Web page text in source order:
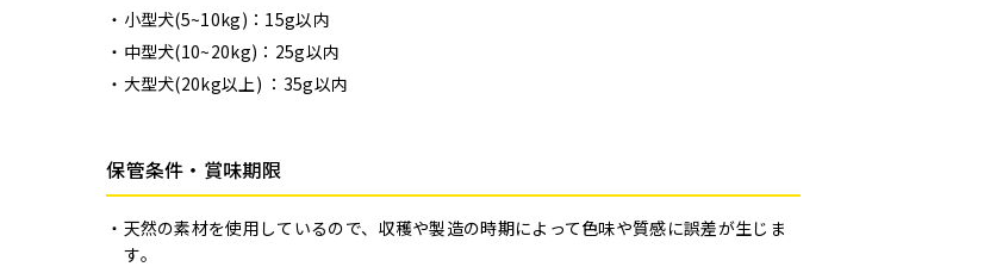
小型犬(5~10kg)：15g以内
中型犬(10~20kg)：25g以内
大型犬(20kg以上) ：35g以内
保管条件・賞味期限
天然の素材を使用しているので、収穫や製造の時期によって色味や質感に誤差が生じま
す。